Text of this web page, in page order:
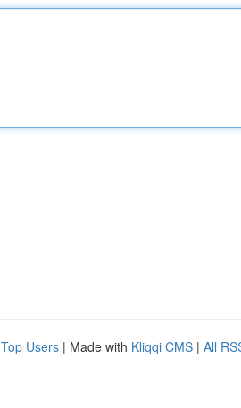
Top Users | Made with Kliqqi CMS | All